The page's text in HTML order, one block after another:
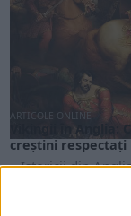
ARTICOLE ONLINE
Vikingii în Anglia:
creștini respectați
Istoricii din